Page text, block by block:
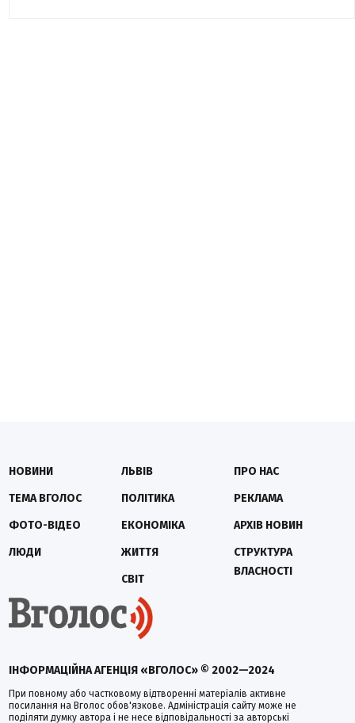
ІНФОРМАЦІЙНА АГЕНЦІЯ «ВГОЛОС» © 2002—2024
При повному або частковому відтворенні матеріалів активне
посилання на Вголос обов'язкове. Адміністрація сайту може не
поділяти думку автора і не несе відповідальності за авторські
НОВИНИ
ТЕМА ВГОЛОС
ФОТО-ВІДЕО
ЛЮДИ
ЛЬВІВ
ПОЛІТИКА
ЕКОНОМІКА
ЖИТТЯ
СВІТ
ПРО НАС
РЕКЛАМА
АРХІВ НОВИН
СТРУКТУРА
ВЛАСНОСТІ